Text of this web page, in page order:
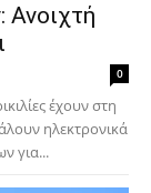
0
έχουν στη
ηλεκτρονικά
για...